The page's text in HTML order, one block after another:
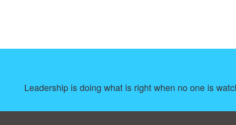
Leadership is doing what is right when no one is